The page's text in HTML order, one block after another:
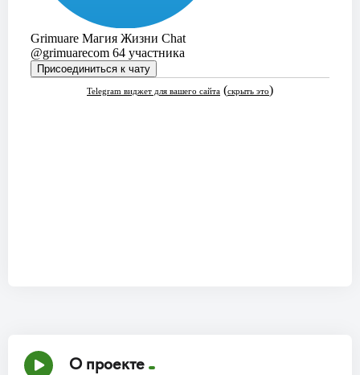
О проекте